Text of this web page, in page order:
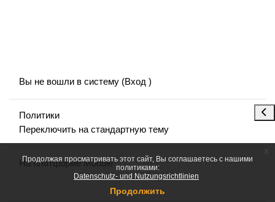
Продолжая просматривать этот сайт, Вы соглашаетесь с нашими
политиками:
Datenschutz- und Nutzungsrichtlinien
Продолжить
x
Вы не вошли в систему (Вход )
Политики
Переключить на стандартную тему
На платформеMoodle